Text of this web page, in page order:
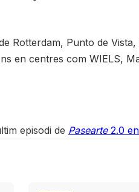
Punto de
en centres com WIELS,
episodi de Pasearte 2.0